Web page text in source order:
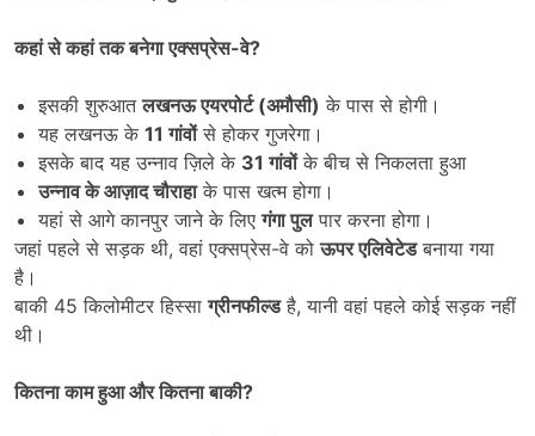
कहां से कहां तक बनेगा एक्सप्रेस-वे?
इसकी शुरुआतलखनऊ एयरपोर्ट (अमौसी) के पास से होगी।
यह लखनऊ के 11गांवोंसे होकर गुजरेगा।
इसके बाद यह उन्नाव ज़िले के 31गांवोंके बीच से निकलता हुआ
उन्नाव के आज़ाद चौराहाके पास खत्म होगा।
यहां से आगे कानपुर जाने के लिएगंगा पुलपार करना होगा।
जहां पहले से सड़क थी, वहां एक्सप्रेस-वे कोऊपर एलिवेटेडबनाया गया
है।
बाकी 45 किलोमीटर हिस्साग्रीनफील्डहै, यानी वहां पहले कोई सड़क नहीं
थी।
कितना काम हुआ और कितना बाकी?